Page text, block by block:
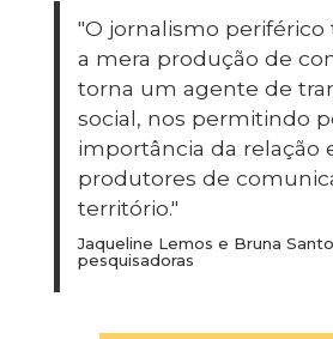
"O jornalismo periférico
a mera produção de
torna um agente de
social, nos permitindo
importância da relação
produtores de
território."
Jaqueline Lemos e Bruna
pesquisadoras